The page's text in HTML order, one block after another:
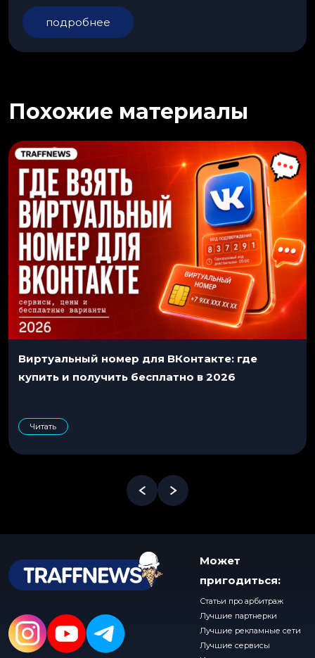
подробнее
Похожие материалы
Виртуальный номер для ВКонтакте: где
купить и получить бесплатно в 2026
Читать
Может
пригодиться:
Статьи про арбитраж
Лучшие партнерки
Лучшие рекламные сети
Лучшие сервисы